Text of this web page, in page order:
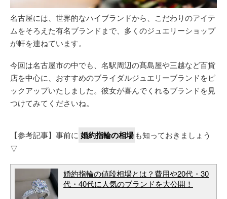
名古屋には、世界的なハイブランドから、こだわりのアイテ
ムをそろえた有名ブランドまで、多くのジュエリーショップ
が軒を連ねています。
今回は名古屋市の中でも、名駅周辺の髙島屋や三越など百貨
店を中心に、おすすめのブライダルジュエリーブランドをピ
ックアップいたしました。彼女が喜んでくれるブランドを見
つけてみてくださいね。
【参考記事】事前に 婚約指輪の相場 も知っておきましょう
▽
婚約指輪の値段相場とは？費用や20代・30
代・40代に人気のブランドを大公開！